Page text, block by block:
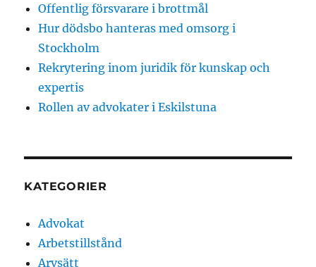
Offentlig försvarare i brottmål
Hur dödsbo hanteras med omsorg i
Stockholm
Rekrytering inom juridik för kunskap och
expertis
Rollen av advokater i Eskilstuna
KATEGORIER
Advokat
Arbetstillstånd
Arvsätt